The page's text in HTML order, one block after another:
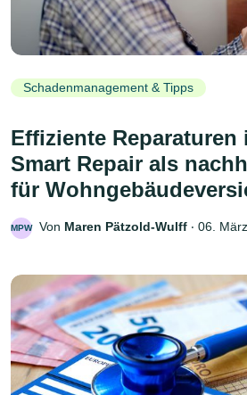
Schadenmanagement & Tipps
Effiziente Reparaturen
Smart Repair als
für
MPW Von Maren Pätzold-Wulff ‧ 06.